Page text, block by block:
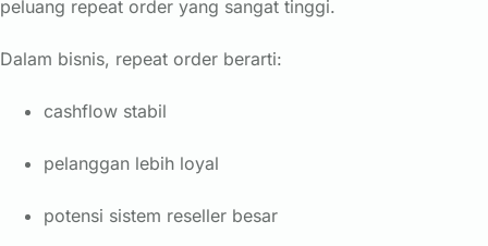
peluang repeat order yang sangat tinggi.
Dalam bisnis, repeat order berarti:
cashflow stabil
pelanggan lebih loyal
potensi sistem reseller besar